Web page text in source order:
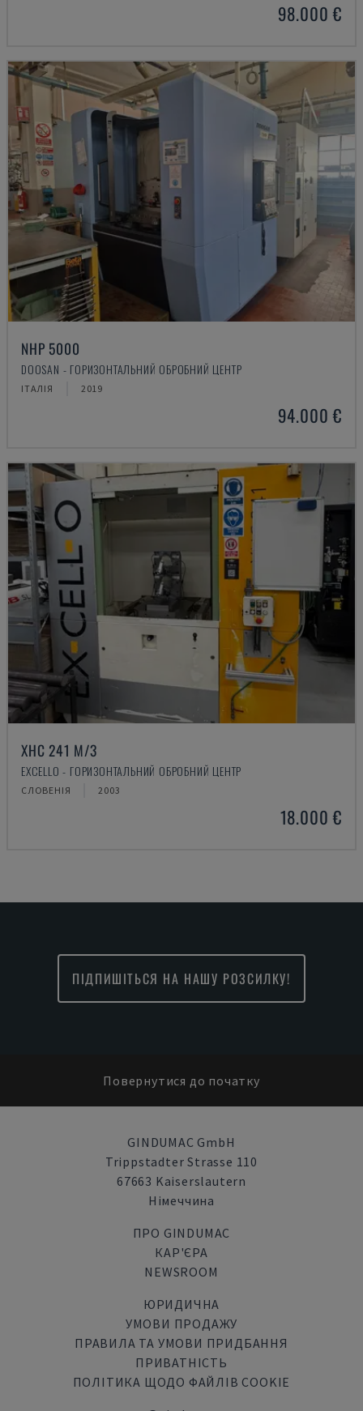
98.000 €
NHP 5000
DOOSAN - ГОРИЗОНТАЛЬНИЙ ОБРОБНИЙ ЦЕНТР
ІТАЛІЯ 2019
94.000 €
XHC 241 M/3
EXCELLO - ГОРИЗОНТАЛЬНИЙ ОБРОБНИЙ ЦЕНТР
СЛОВЕНІЯ 2003
18.000 €
ПІДПИШІТЬСЯ НА НАШУ РОЗСИЛКУ!
Повернутися до початку
GINDUMAC GmbH
Trippstadter Strasse 110
67663 Kaiserslautern
Німеччина
ПРО GINDUMAC
КАР'ЄРА
NEWSROOM
ЮРИДИЧНА
УМОВИ ПРОДАЖУ
ПРАВИЛА ТА УМОВИ ПРИДБАННЯ
ПРИВАТНІСТЬ
ПОЛІТИКА ЩОДО ФАЙЛІВ COOKIE